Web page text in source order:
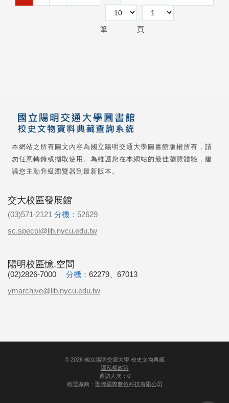
筆 頁
本網站之所有圖文內容為國立陽明交通大學圖書館版權所有，請
勿任意轉錄或擷取使用。為維護您在本網站的最佳瀏覽體驗，建
議您主動升級瀏覽器到最新版本。
交大校區發展館
(03)571-2121 分機： 52629
sc.specol@lib.nycu.edu.tw
陽明校區憶.空間
(02)2826-7000 分機： 62279、67013
ymarchive@lib.nycu.edu.tw
© 2026國立陽明交通大學 校史文物典藏
隱私權政策
造訪人次：0
維運廠商： 聖傑國際數位科技有限公司